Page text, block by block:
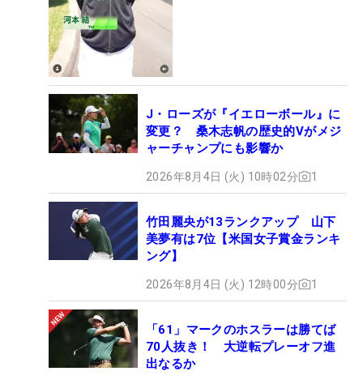
J・ローズが『イエローボール』に
変更？ 桑木志帆の歴史的Vがメジ
ャーチャンプにも影響か
2026年8月4日 (火) 10時02分 1
竹田麗央が13ランクアップ 山下
美夢有は7位【米国女子賞金ランキ
ング】
2026年8月4日 (火) 12時00分 1
「61」マークのホスラーは勝てば
70人抜き！ 大逆転プレーオフ進
出なるか